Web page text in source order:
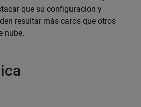
que su configuración y
resultar más caros que otros
nube.